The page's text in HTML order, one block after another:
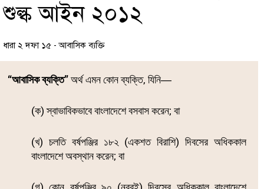
শুল্ক আইন ২০১২
ধারা ২ দফা ১৫ - আবাসিক ব্যক্তি
‘‘আবাসিক ব্যক্তি’’অর্থ এমন কোন ব্যক্তি, যিনি―
(ক) স্বাভাবিকভাবে বাংলাদেশে বসবাস করেন; বা
(খ) চলতি বর্ষপঞ্জির ১৮২ (একশত বিরাশি) দিবসের অধিককাল
বাংলাদেশে অবস্থান করেন; বা